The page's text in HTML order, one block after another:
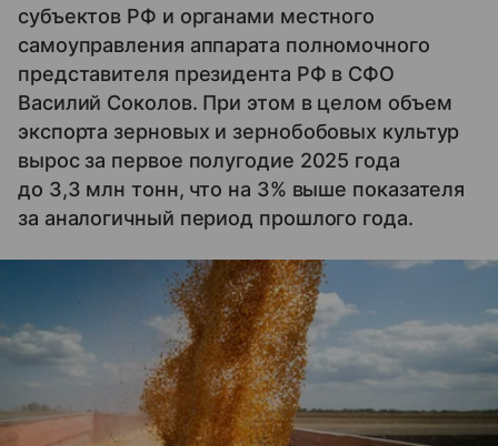
субъектов РФ и органами местного
самоуправления аппарата полномочного
представителя президента РФ в СФО
Василий Соколов. При этом в целом объем
экспорта зерновых и зернобобовых культур
вырос за первое полугодие 2025 года
до 3,3 млн тонн, что на 3% выше показателя
за аналогичный период прошлого года.